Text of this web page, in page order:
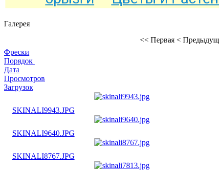
Галерея
<< Первая <
Фрески
Порядок
Дата
Просмотров
Загрузок
SKINALI9943.JPG
SKINALI9640.JPG
SKINALI8767.JPG